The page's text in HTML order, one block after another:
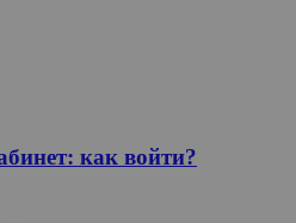
как войти?